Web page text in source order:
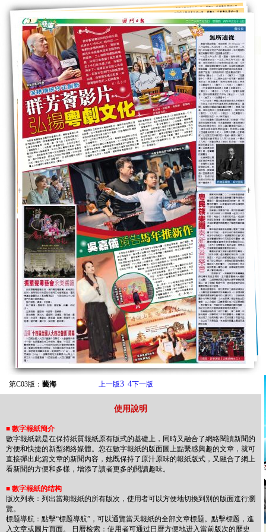
使用說明
■ 數字報紙簡介
數字報紙就是在保持紙質報紙原有版式的基礎上，同時又融合了網絡閱讀新聞的
方便和快捷的新型網絡媒體。您在數字報紙的版面圖上點繫感興趣的文章，就可
直接彈出此篇文章的新聞內容，她既保持了原汁原味的報紙版式，又融合了網上
看新聞的方便和多樣，增添了讀者更多的閱讀趣味。
■ 數字報紙的结构
版次列表：列出當期報紙的所有版次，使用者可以方便地切換到別的版面進行瀏
覽。
標题導航：點擊“標题導航”，可以通覽當天報紙的全部文章標题。點擊標题，進
入文章或圖片頁面。 日曆检索：使用者可通过日曆方便地进入當前版次的歷史
第C03版： 藝海 上一版3 4下一版